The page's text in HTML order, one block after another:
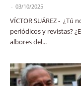
- 03/10/2025
VÍCTOR SUÁREZ -
periódicos y revistas?
albores del...